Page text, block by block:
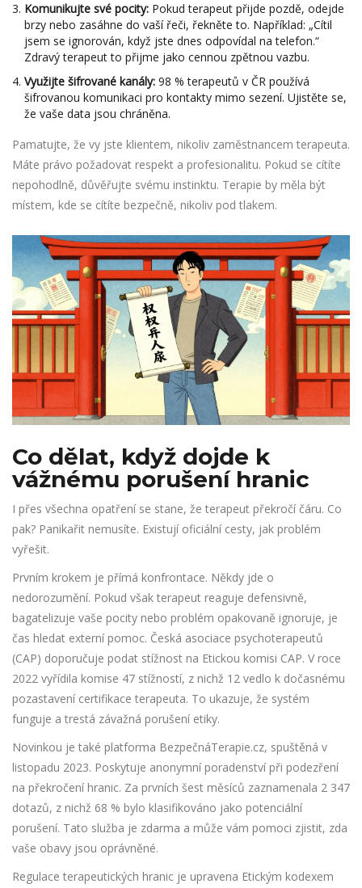
Komunikujte své pocity: Pokud terapeut přijde pozdě, odejde
brzy nebo zasáhne do vaší řeči, řekněte to. Například: „Cítil
jsem se ignorován, když jste dnes odpovídal na telefon.“
Zdravý terapeut to přijme jako cennou zpětnou vazbu.
Využijte šifrované kanály: 98 % terapeutů v ČR používá
šifrovanou komunikaci pro kontakty mimo sezení. Ujistěte se,
že vaše data jsou chráněna.
Pamatujte, že vy jste klientem, nikoliv zaměstnancem terapeuta.
Máte právo požadovat respekt a profesionalitu. Pokud se cítíte
nepohodlně, důvěřujte svému instinktu. Terapie by měla být
místem, kde se cítíte bezpečně, nikoliv pod tlakem.
Co dělat, když dojde k
vážnému porušení hranic
I přes všechna opatření se stane, že terapeut překročí čáru. Co
pak? Panikařit nemusíte. Existují oficiální cesty, jak problém
vyřešit.
Prvním krokem je přímá konfrontace. Někdy jde o
nedorozumění. Pokud však terapeut reaguje defensivně,
bagatelizuje vaše pocity nebo problém opakovaně ignoruje, je
čas hledat externí pomoc. Česká asociace psychoterapeutů
(CAP) doporučuje podat stížnost na Etickou komisi CAP. V roce
2022 vyřídila komise 47 stížností, z nichž 12 vedlo k dočasnému
pozastavení certifikace terapeuta. To ukazuje, že systém
funguje a trestá závažná porušení etiky.
Novinkou je také platforma BezpečnáTerapie.cz, spuštěná v
listopadu 2023. Poskytuje anonymní poradenství při podezření
na překročení hranic. Za prvních šest měsíců zaznamenala 2 347
dotazů, z nichž 68 % bylo klasifikováno jako potenciální
porušení. Tato služba je zdarma a může vám pomoci zjistit, zda
vaše obavy jsou oprávněné.
Regulace terapeutických hranic je upravena Etickým kodexem